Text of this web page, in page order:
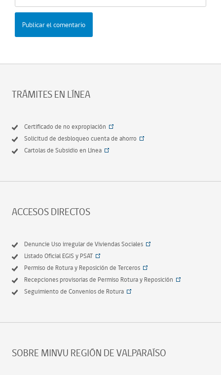
TRÁMITES EN LÍNEA
Certificado de no expropiación
Solicitud de desbloqueo cuenta de ahorro
Cartolas de Subsidio en Línea
ACCESOS DIRECTOS
Denuncie Uso irregular de Viviendas Sociales
Listado Oficial EGIS y PSAT
Permiso de Rotura y Reposición de Terceros
Recepciones provisorias de Permiso Rotura y Reposición
Seguimiento de Convenios de Rotura
SOBRE MINVU REGIÓN DE VALPARAÍSO